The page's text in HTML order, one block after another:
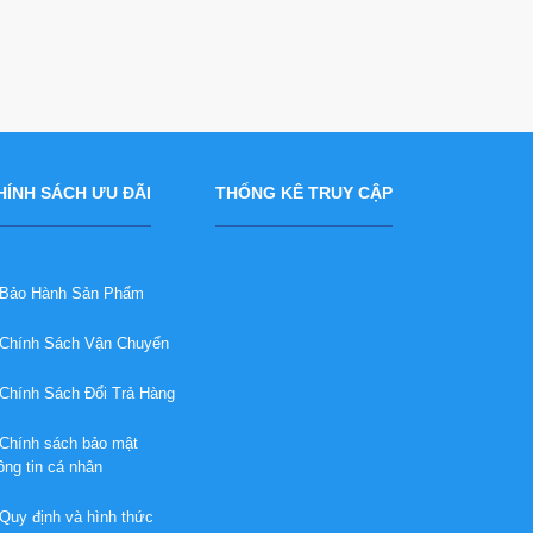
SÁCH ƯU ĐÃI
Hành Sản Phẩm
Sách Vận Chuyển
Sách Đổi Trả Hàng
sách bảo mật
tin cá nhân
định và hình thức
THỐNG KÊ TRUY CẬP